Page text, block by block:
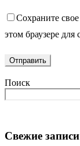
Сохраните
этом браузере
Поиск
Свежие записи